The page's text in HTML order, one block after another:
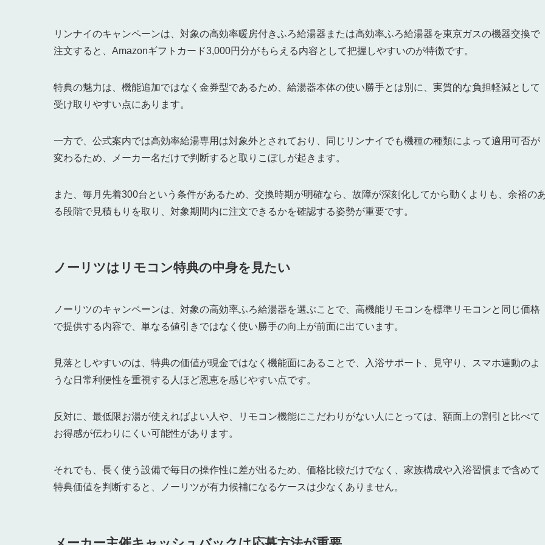
リンナイのキャンペーンは、対象の高効率暖房付きふろ給湯器または高効率ふろ給湯器を東京ガスの機器交換で
注文すると、Amazonギフトカード3,000円分がもらえる内容として把握しやすいのが特徴です。
特典の魅力は、機能追加ではなく金券型であるため、給湯器本体の使い勝手とは別に、実質的な負担軽減として
受け取りやすい点にあります。
一方で、公式案内では高効率給湯専用は対象外とされており、同じリンナイでも機種の種類によって適用可否が
変わるため、メーカー名だけで判断すると取りこぼしが起きます。
また、毎月先着300台という条件があるため、交換時期が明確なら、故障が深刻化してから動くよりも、余裕の
る段階で見積もりを取り、対象期間内に注文できるかを確認する姿勢が重要です。
ノーリツはリモコン特典の中身を見たい
ノーリツのキャンペーンは、対象の高効率ふろ給湯器を選ぶことで、高機能リモコンを標準リモコンと同じ価格
で提供する内容で、単なる値引きではなく使い勝手の向上が前面に出ています。
見落としやすいのは、特典の価値が現金ではなく機能面にあることで、入浴サポート、見守り、スマホ連動のよ
うな日常利便性を重視する人ほど恩恵を感じやすい点です。
反対に、最低限お湯が使えればよい人や、リモコン機能にこだわりがない人にとっては、額面上の割引と比べて
お得感が伝わりにくい可能性があります。
それでも、長く使う設備で毎日の操作性に差が出るため、価格比較だけでなく、家族構成や入浴習慣まで含めて
特典価値を判断すると、ノーリツが有力候補になるケースは少なくありません。